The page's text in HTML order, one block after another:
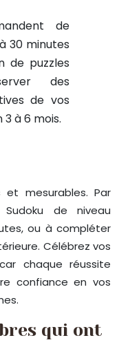
de
30 minutes
de puzzles
des
de vos
à 6 mois.
et mesurables. Par
de niveau
ou à compléter
Célébrez vos
chaque réussite
confiance en vos
qui ont